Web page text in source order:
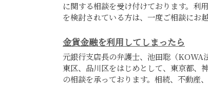
に関する相談を受け付けております。利
を検討されている方は、一度ご相談にお
金貨金融を利用してしまったら
元銀行支店長の弁護士、池田聡（KOWA
東区、品川区をはじめとして、東京都、
の相談を承っております。相続、不動産